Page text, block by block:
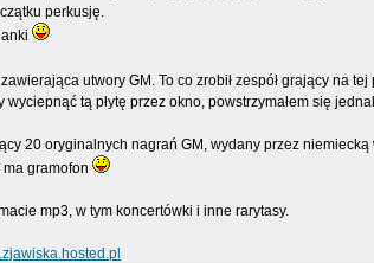
perkusję.
utwory GM. To co zrobił zespół grający na
tą płytę przez okno, powstrzymałem się
20 oryginalnych nagrań GM, wydany przez
gramofon
mp3, w tym koncertówki i inne rarytasy.